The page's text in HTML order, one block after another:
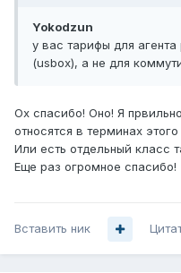
Yokodzun
у вас тарифы для
(usbox), а не для
Ох спасибо! Оно! Я
относятся в терминах
Или есть отдельный класс
Еще раз огромное спасибо!
Вставить ник